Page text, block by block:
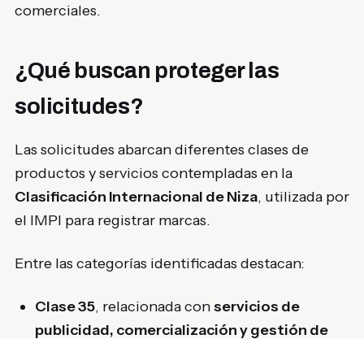
comerciales.
¿Qué buscan proteger las
solicitudes?
Las solicitudes abarcan diferentes clases de
productos y servicios contempladas en la
Clasificación Internacional de Niza, utilizada por
el IMPI para registrar marcas.
Entre las categorías identificadas destacan:
Clase 35, relacionada conservicios de
publicidad, comercialización y gestión de